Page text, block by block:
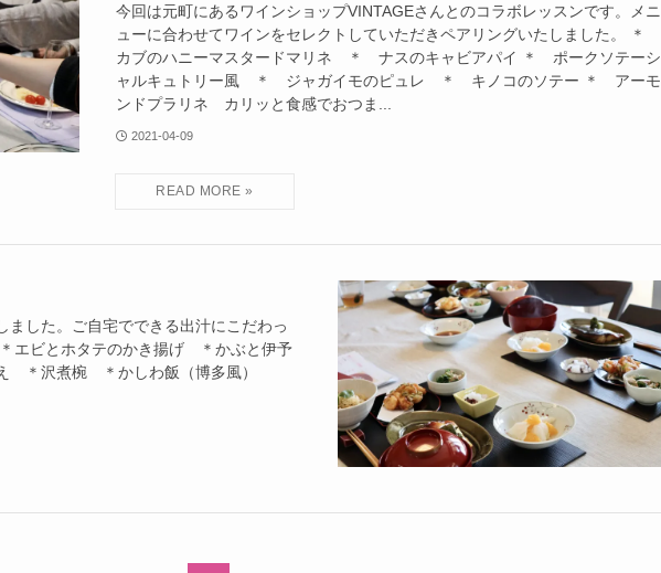
今回は元町にあるワインショップVINTAGEさんとのコラボレッスンです。メニ
ューに合わせてワインをセレクトしていただきペアリングいたしました。 ＊
カブのハニーマスタードマリネ ＊ ナスのキャビアパイ ＊ ポークソテーシ
ャルキュトリー風 ＊ ジャガイモのピュレ ＊ キノコのソテー ＊ アーモ
ンドプラリネ カリッと食感でおつま...
2021-04-09
した。ご自宅でできる出汁にこだわっ
エビとホタテのかき揚げ ＊かぶと伊予
＊沢煮椀 ＊かしわ飯（博多風）